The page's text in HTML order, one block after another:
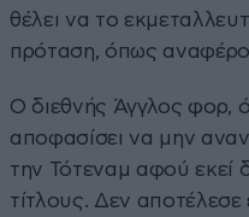
θέλει να το
πρόταση, όπως
Ο διεθνής Άγγλος φορ,
αποφασίσει να μην
την Τότεναμ αφού εκεί
τίτλους. Δεν